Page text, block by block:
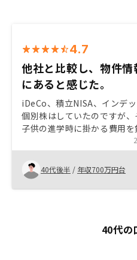
4.7
他社と比較し、物件情
にあると感じた。
iDeCo、積立NISA、インデッ
個別株はしていたのですが
子供の進学時に掛かる費用
資として検討しました。不
ものの上手くいけば高い利
為、やることにしました。
40代後半 / 年収700万円台
40代の